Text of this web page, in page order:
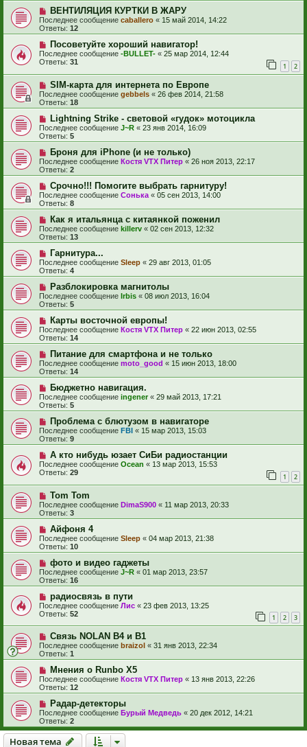
ВЕНТИЛЯЦИЯ КУРТКИ В ЖАРУ
Последнее сообщение caballero « 15 май 2014, 14:22
Ответы: 12
Посоветуйте хороший навигатор!
Последнее сообщение -BULLET- « 25 мар 2014, 12:44
Ответы: 31 1 2
SIM-карта для интернета по Европе
Последнее сообщение gebbels « 26 фев 2014, 21:58
Ответы: 18
Lightning Strike - световой «гудок» мотоцикла
Последнее сообщение J~R « 23 янв 2014, 16:09
Ответы: 5
Броня для iPhone (и не только)
Последнее сообщение Костя VTX Питер « 26 ноя 2013, 22:17
Ответы: 2
Срочно!!! Помогите выбрать гарнитуру!
Последнее сообщение Сонька « 05 сен 2013, 14:00
Ответы: 8
Как я итальянца с китаянкой поженил
Последнее сообщение killerv « 02 сен 2013, 12:32
Ответы: 13
Гарнитура...
Последнее сообщение Sleep « 29 авг 2013, 01:05
Ответы: 4
Разблокировка магнитолы
Последнее сообщение Irbis « 08 июл 2013, 16:04
Ответы: 5
Карты восточной европы!
Последнее сообщение Костя VTX Питер « 22 июн 2013, 02:55
Ответы: 14
Питание для смартфона и не только
Последнее сообщение moto_good « 15 июн 2013, 18:00
Ответы: 14
Бюджетно навигация.
Последнее сообщение ingener« 29 май 2013, 17:21
Ответы: 5
Проблема с блютузом в навигаторе
Последнее сообщение FBI « 15 мар 2013, 15:03
Ответы: 9
А кто нибудь юзает СиБи радиостанции
Последнее сообщение Ocean « 13 мар 2013, 15:53
Ответы: 29 1 2
Tom Tom
Последнее сообщение DimaS900 « 11 мар 2013, 20:33
Ответы: 3
Айфоня 4
Последнее сообщение Sleep « 04 мар 2013, 21:38
Ответы: 10
фото и видео гаджеты
Последнее сообщение J~R « 01 мар 2013, 23:57
Ответы: 16
радиосвязь в пути
Последнее сообщение Лис « 23 фев 2013, 13:25
Ответы: 52 1 2 3
Связь NOLAN В4 и В1
Последнее сообщение braizol « 31 янв 2013, 22:34
Ответы: 1
Мнения о Runbo X5
Последнее сообщение Костя VTX Питер « 13 янв 2013, 22:26
Ответы: 12
Радар-детекторы
Последнее сообщение Бурый Медведь « 20 дек 2012, 14:21
Ответы: 2
Новая тема
Новаятема